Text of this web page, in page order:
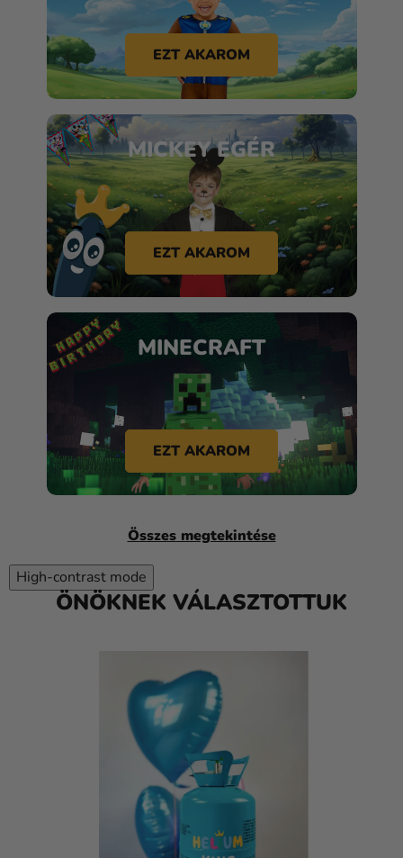
High-contrast mode
ÖNÖKNEK VÁLASZTOTTUK
EZT AKAROM
MICKEY EGÉR
EZT AKAROM
MINECRAFT
EZT AKAROM
Összes megtekintése